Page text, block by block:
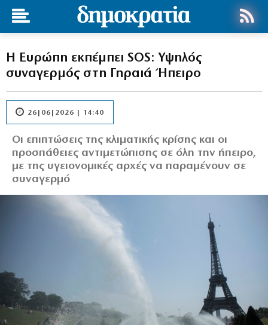
Η Ευρώπη εκπέμπει SOS: Υψηλός
συναγερμός στη Γηραιά Ήπειρο
26|06|2026 | 14:40
Οι επιπτώσεις της κλιματικής κρίσης και οι
προσπάθειες αντιμετώπισης σε όλη την ήπειρο,
με της υγειονομικές αρχές να παραμένουν σε
συναγερμό